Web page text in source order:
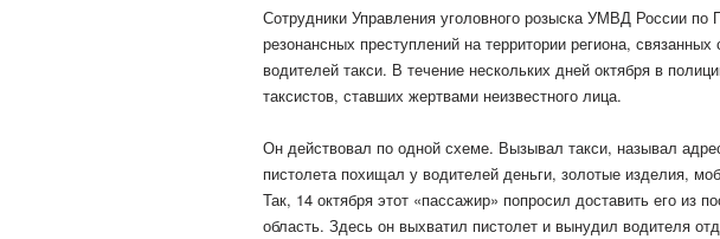
Сотрудники Управления уголовного розыска УМВД России по
резонансных преступлений на территории региона,
водителей такси. В течение нескольких дней октября в
таксистов, ставших жертвами неизвестного лица.
Он действовал по одной схеме. Вызывал такси, называл
пистолета похищал у водителей деньги, золотые изделия,
Так, 14 октября этот «пассажир» попросил доставить его из
область. Здесь он выхватил пистолет и вынудил водителя